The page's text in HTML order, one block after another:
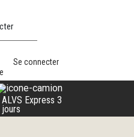
Se connecter
ALVS Express 3
jours